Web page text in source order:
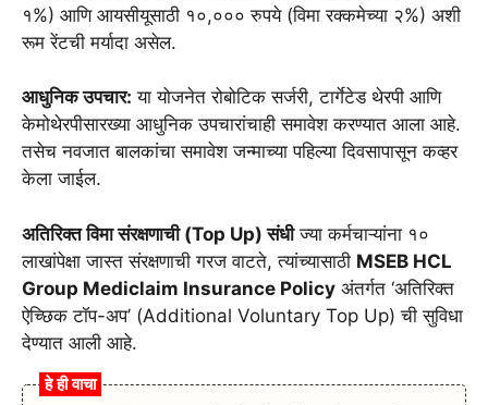
१%) आणि आयसीयूसाठी १०,००० रुपये (विमा रक्कमेच्या २%) अशी
रूम रेंटची मर्यादा असेल.
आधुनिक उपचार: या योजनेत रोबोटिक सर्जरी, टार्गेटेड थेरपी आणि
केमोथेरपीसारख्या आधुनिक उपचारांचाही समावेश करण्यात आला आहे.
तसेच नवजात बालकांचा समावेश जन्माच्या पहिल्या दिवसापासून कव्हर
केला जाईल.
अतिरिक्त विमा संरक्षणाची (Top Up) संधीज्या कर्मचाऱ्यांना १०
लाखांपेक्षा जास्त संरक्षणाची गरज वाटते, त्यांच्यासाठी MSEB HCL
Group Mediclaim Insurance Policy अंतर्गत ‘अतिरिक्त
ऐच्छिक टॉप-अप’ (Additional Voluntary Top Up) ची सुविधा
देण्यात आली आहे.
हे ही वाचा